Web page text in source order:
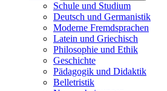
Schule und Studium
Deutsch und Germanistik
Moderne Fremdsprachen
Latein und Griechisch
Philosophie und Ethik
Geschichte
Pädagogik und Didaktik
Belletristik